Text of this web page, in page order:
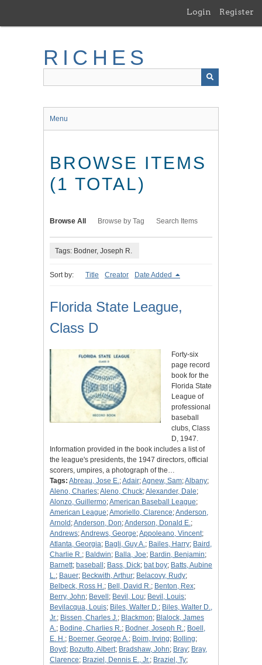
main
Login Register
RICHES
Menu
BROWSE ITEMS
(1 TOTAL)
Browse All Browse by Tag Search Items
Tags: Bodner, Joseph R.
Sort by: Title Creator Date Added
Florida State League,
Class D
Forty-six
page record
book for the
Florida State
League of
professional
baseball
clubs, Class
D, 1947.
Information provided in the book includes a list of
the league's presidents, the 1947 directors, official
scorers, umpires, a photograph of the…
Tags: Abreau, Jose E.;Adair;Agnew, Sam;Albany;
Aleno, Charles;Aleno, Chuck;Alexander, Dale;
Alonzo, Guillermo;American Baseball League;
American League;Amoriello, Clarence;Anderson,
Arnold ;Anderson, Don;Anderson, Donald E.;
Andrews;Andrews, George;Appoleano, Vincent;
Atlanta, Georgia; Bagli, Guy A.; Bailes, Harry; Baird,
Charlie R.; Baldwin; Balla, Joe; Bardin, Benjamin;
Barnett; baseball ; Bass, Dick; bat boy; Batts, Aubine
L.; Bauer; Beckwith, Arthur; Belacovy, Rudy;
Belbeck, Ross H.; Bell, David R.; Benton, Rex;
Berry, John; Bevell ; Bevil, Lou; Bevil, Louis;
Bevilacqua, Louis; Biles, Walter D.; Biles, Walter D.,
Jr.; Bissen, Charles J.; Blackmon; Blalock, James
A.; Bodine, Charlies R.; Bodner, Joseph R.; Boell,
E. H.; Boerner, George A.; Boim, Irving; Bolling;
Boyd ; Bozutto, Albert; Bradshaw, John; Bray; Bray,
Clarence; Braziel, Dennis E., Jr.; Braziel, Ty;